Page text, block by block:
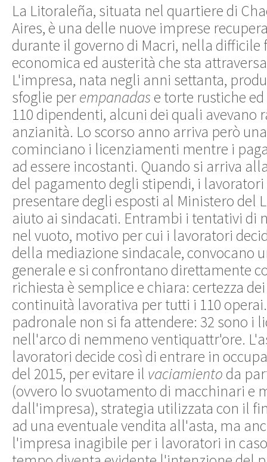
La Litoraleña, situata nel quartiere di
Aires, è una delle nuove imprese
durante il governo di Macri, nella difficile
economica ed austerità che sta
L'impresa, nata negli anni settanta,
sfoglie perempanadase torte rustiche
110 dipendenti, alcuni dei quali avevano
anzianità. Lo scorso anno arriva però
cominciano i licenziamenti mentre i
ad essere incostanti. Quando si arriva
del pagamento degli stipendi, i
presentare degli esposti al Ministero del
aiuto ai sindacati. Entrambi i tentativi di
nel vuoto, motivo per cui i lavoratori
della mediazione sindacale, convocano
generale e si confrontano direttamente
richiesta è semplice e chiara: certezza
continuità lavorativa per tutti i 110
padronale non si fa attendere: 32 sono i
nell'arco di nemmeno ventiquattr'ore.
lavoratori decide così di entrare in
del 2015, per evitare il vaciamientoda
(ovvero lo svuotamento di macchinari e
dall'impresa), strategia utilizzata con il
ad una eventuale vendita all'asta, ma
l'impresa inagibile per i lavoratori in